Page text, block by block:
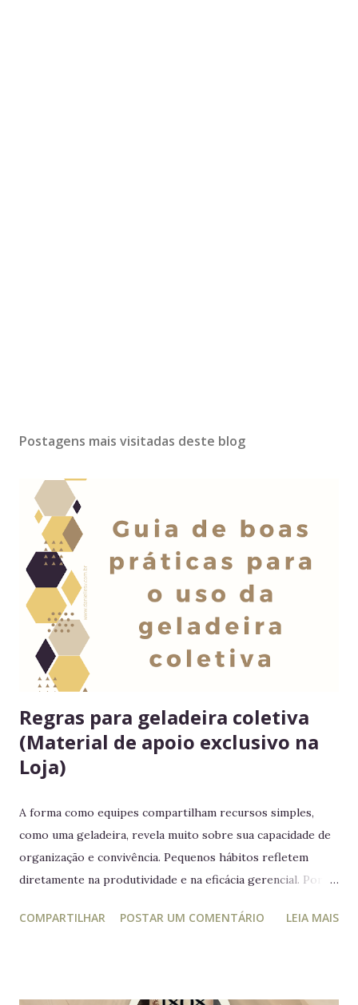
Postagens mais visitadas deste blog
Regras para geladeira coletiva
(Material de apoio exclusivo na
Loja)
A forma como equipes compartilham recursos simples,
como uma geladeira, revela muito sobre sua capacidade de
organização e convivência. Pequenos hábitos refletem
diretamente na produtividade e na eficácia gerencial. Por
da educação estratégica e gerencial : respeito ao espaço
COMPARTILHAR POSTAR UM COMENTÁRIO LEIA MAIS